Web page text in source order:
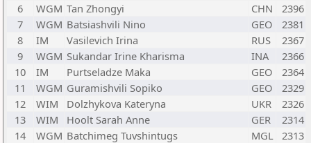
6
WGM Tan Zhongyi CHN
2396
7
WGM Batsiashvili Nino GEO
2381
8
IM Vasilevich Irina RUS
2367
9
WGM Sukandar Irine Kharisma INA
2366
10
IM Purtseladze Maka GEO
2364
11
WGM Guramishvili Sopiko GEO
2329
12
WIM Dolzhykova Kateryna UKR
2326
13
WIM Hoolt Sarah Anne GER
2314
14
WGM Batchimeg Tuvshintugs MGL 2313